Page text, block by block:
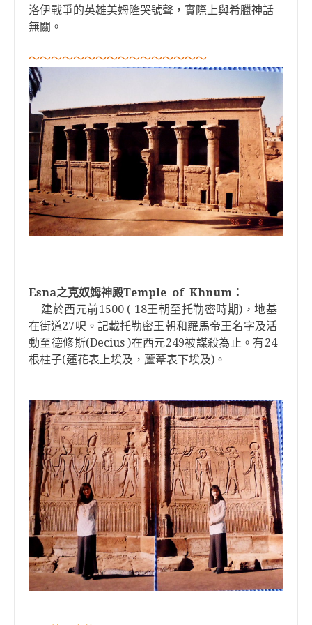
洛伊戰爭的英雄美姆隆哭號聲，實際上與希臘神話
無關。
～～～～～～～～～～～～～～～～
Esna之克奴姆神殿Temple of Khnum ：
建於西元前1500 ( 18王朝至托勒密時期) ，地基
在街道27 呎。記載托勒密王朝和羅馬帝王名字及活
動至德修斯(Decius )在西元249被謀殺為止。有24
根柱子(蓮花表上埃及，蘆葦表下埃及) 。